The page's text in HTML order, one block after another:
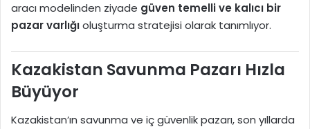
aracı modelinden ziyade güven temelli ve kalıcı bir
pazar varlığıoluşturma stratejisi olarak tanımlıyor.
Kazakistan Savunma Pazarı Hızla
Büyüyor
Kazakistan’ın savunma ve iç güvenlik pazarı, son yıllarda